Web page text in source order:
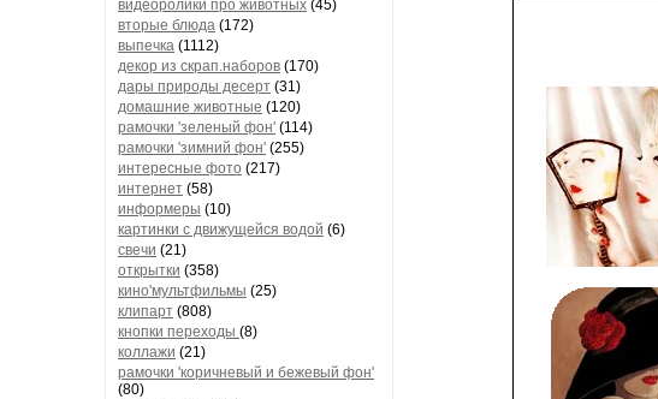
видеоролики про животных (45)
вторые блюда (172)
выпечка (1112)
декор из скрап.наборов (170)
дары природы десерт (31)
домашние животные (120)
рамочки 'зеленый фон' (114)
рамочки 'зимний фон' (255)
интересные фото (217)
интернет (58)
информеры (10)
картинки с движущейся водой (6)
свечи (21)
открытки (358)
кино'мультфильмы (25)
клипарт (808)
кнопки переходы (8)
коллажи (21)
рамочки 'коричневый и бежевый фон'
(80)